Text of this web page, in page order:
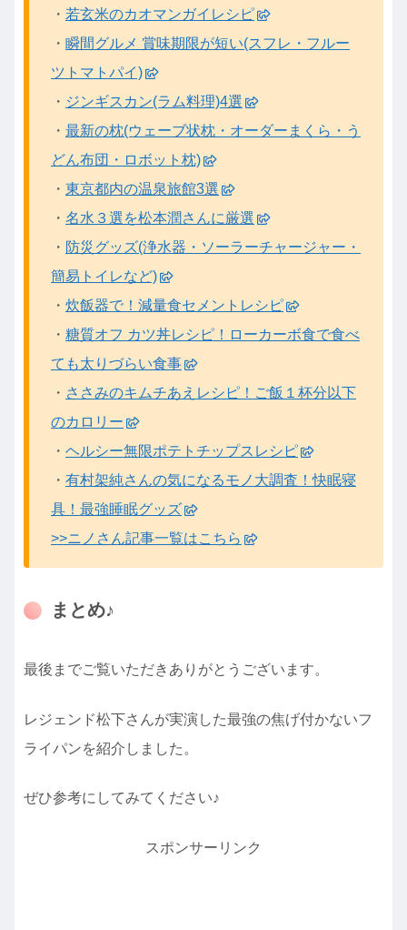
・ 若玄米のカオマンガイレシピ
・ 瞬間グルメ 賞味期限が短い(スフレ・フルー
ツトマトパイ)
・ ジンギスカン(ラム料理)4選
・ 最新の枕(ウェーブ状枕・オーダーまくら・う
どん布団・ロボット枕)
・ 東京都内の温泉旅館3選
・ 名水３選を松本潤さんに厳選
・ 防災グッズ(浄水器・ソーラーチャージャー・
簡易トイレなど)
・ 炊飯器で！減量食セメントレシピ
・ 糖質オフ カツ丼レシピ！ローカーボ食で食べ
ても太りづらい食事
・ ささみのキムチあえレシピ！ご飯１杯分以下
のカロリー
・ ヘルシー無限ポテトチップスレシピ
・ 有村架純さんの気になるモノ大調査！快眠寝
具！最強睡眠グッズ
>>ニノさん記事一覧はこちら
まとめ♪
最後までご覧いただきありがとうございます。
レジェンド松下さんが実演した最強の焦げ付かないフ
ライパンを紹介しました。
ぜひ参考にしてみてください♪
スポンサーリンク